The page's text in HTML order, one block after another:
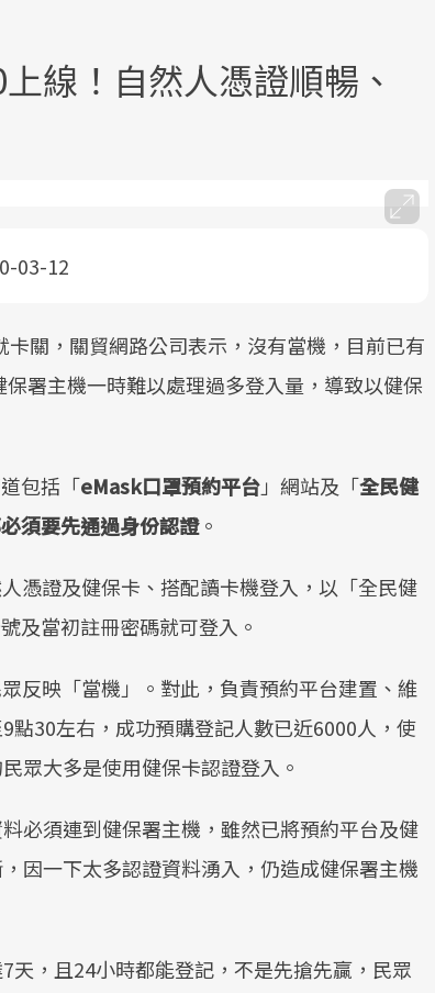
線！自然人憑證順暢、
03-12
關，關貿網路公司表示，沒有當機，目前已有
署主機一時難以處理過多登入量，導致以健保
包括「eMask口罩預約平台」網站及「全民健
須要先通過身份認證。
憑證及健保卡、搭配讀卡機登入，以「全民健
及當初註冊密碼就可登入。
反映「當機」。對此，負責預約平台建置、維
點30左右，成功預購登記人數已近6000人，使
眾大多是使用健保卡認證登入。
必須連到健保署主機，雖然已將預約平台及健
因一下太多認證資料湧入，仍造成健保署主機
，且24小時都能登記，不是先搶先贏，民眾
政策如「健康台灣推動委員會」與「長
關注的核心議題。然而，健檢不只是醫
全面啟動你的健康革命！
建立對亞健康的認知，進而引導實際的